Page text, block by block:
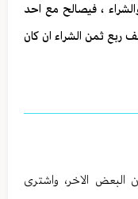
، فيصالح مع احد
ربع ثمن الشراء ان كان
الاخر، واشترى